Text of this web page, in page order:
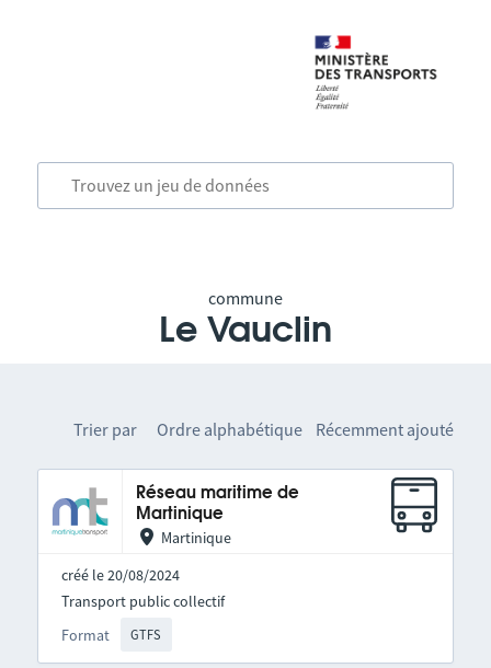
commune
Le Vauclin
Trier par Ordre alphabétique Récemment ajouté
Réseau maritime de
Martinique
Martinique
créé le 20/08/2024
Format GTFS
Transport public collectif